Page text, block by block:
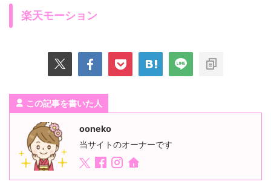
楽天モーション
この記事を書いた人
ooneko
当サイトのオーナーです